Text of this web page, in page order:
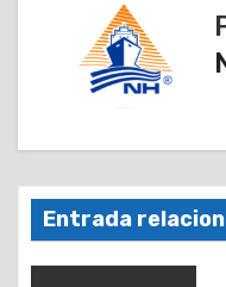
ó
n
d
Entrada